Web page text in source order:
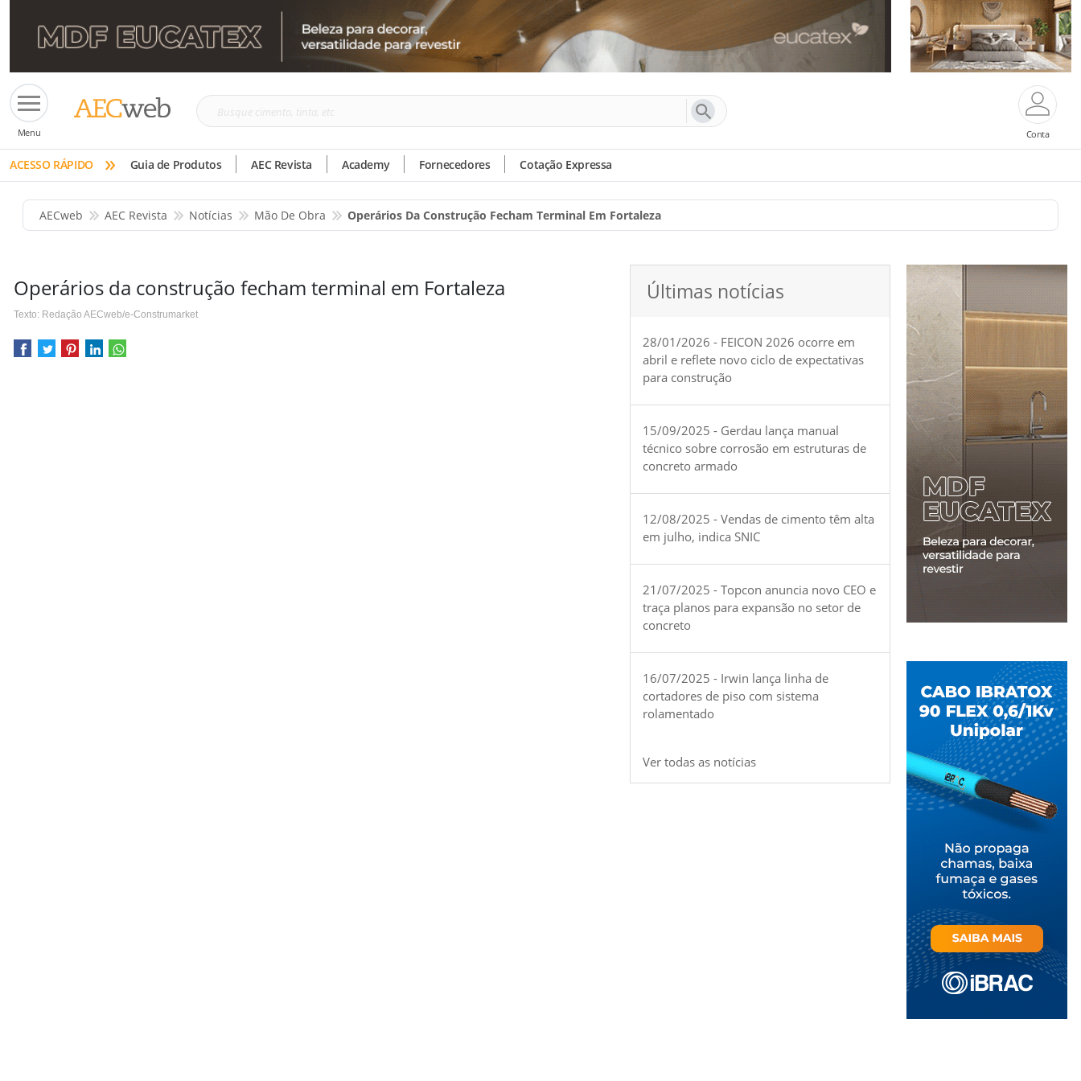
Menu
Busque
tinta,
etc
Conta
ACESSO RÁPIDO » Guia de Produtos AEC Revista Academy Fornecedores Cotação Expressa
AECweb AEC Revista Notícias Mão De Obra Operários Da Construção Fecham Terminal Em Fortaleza
Operários da construção fecham terminal em Fortaleza
Texto: Redação AECweb/e-Construmarket
Últimas notícias
28/01/2026 - FEICON 2026 ocorre em
abril e reflete novo ciclo de expectativas
para construção
15/09/2025 - Gerdau lança manual
técnico sobre corrosão em estruturas de
concreto armado
12/08/2025 - Vendas de cimento têm alta
em julho, indica SNIC
21/07/2025 - Topcon anuncia novo CEO e
traça planos para expansão no setor de
concreto
16/07/2025 - Irwin lança linha de
cortadores de piso com sistema
rolamentado
Ver todas as notícias